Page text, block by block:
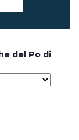
del Po di